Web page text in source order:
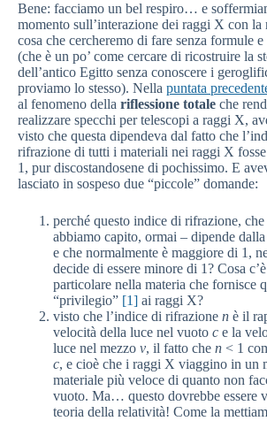
Bene: facciamo un bel respiro… e
momento sull’interazione dei raggi X con la
cosa che cercheremo di fare senza formule e
(che è un po’ come cercare di ricostruire la
dell’antico Egitto senza conoscere i
proviamo lo stesso). Nella puntata
al fenomeno della riflessione totale che
realizzare specchi per telescopi a raggi X,
visto che questa dipendeva dal fatto che
rifrazione di tutti i materiali nei raggi X
1, pur discostandosene di pochissimo. E
lasciato in sospeso due “piccole” domande:
perché questo indice di rifrazione,
abbiamo capito, ormai – dipende
e che normalmente è maggiore di 1,
decide di essere minore di 1? Cosa
particolare nella materia che fornisce
“privilegio” [1] ai raggi X?
visto che l’indice di rifrazione n è il
velocità della luce nel vuoto c e la
luce nel mezzo v, il fatto che n < 1
c, e cioè che i raggi X viaggino in un
materiale più veloce di quanto non
vuoto. Ma… questo dovrebbe essere
teoria della relatività! Come la